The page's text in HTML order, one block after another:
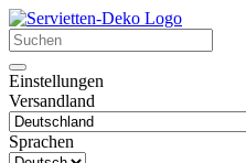
Einstellungen
Versandland
Sprachen